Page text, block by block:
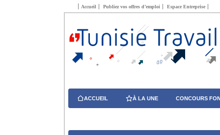
Accueil Publiez vos offres d’emploi Espace Entreprise
ACCUEIL À LA UNE CONCOURS